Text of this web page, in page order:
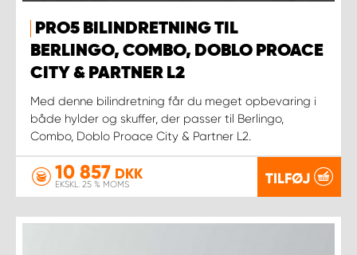
PRO5 BILINDRETNING TIL
BERLINGO, COMBO, DOBLO PROACE
CITY & PARTNER L2
Med denne bilindretning får du meget opbevaring i
både hylder og skuffer, der passer til Berlingo,
Combo, Doblo Proace City & Partner L2.
10 857 DKK
EKSKL. 25 % MOMS TILFØJ